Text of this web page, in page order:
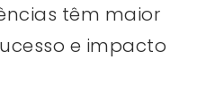
têm maior
e impacto